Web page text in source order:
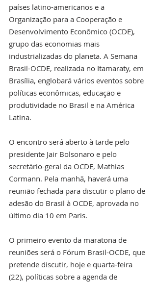
países latino-americanos e a
Organização para a Cooperação e
Desenvolvimento Econômico (OCDE),
grupo das economias mais
industrializadas do planeta. A Semana
Brasil-OCDE, realizada no Itamaraty, em
Brasília, englobará vários eventos sobre
políticas econômicas, educação e
produtividade no Brasil e na América
Latina.
O encontro será aberto à tarde pelo
presidente Jair Bolsonaro e pelo
secretário-geral da OCDE, Mathias
Cormann. Pela manhã, haverá uma
reunião fechada para discutir o plano de
adesão do Brasil à OCDE, aprovada no
último dia 10 em Paris.
O primeiro evento da maratona de
reuniões será o Fórum Brasil-OCDE, que
pretende discutir, hoje e quarta-feira
(22), políticas sobre a agenda de